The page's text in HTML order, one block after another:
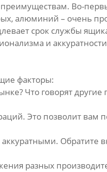
Во-
алюминий – очень
срок службы
и
факторы:
Что говорят другие
Это позволит вам
Обратите
разных